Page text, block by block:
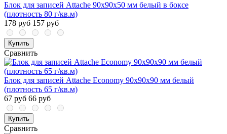
Блок для записей Attache 90x90x50 мм белый в боксе
(плотность 80 г/кв.м)
178 руб 157 руб
Купить
Сравнить
Блок для записей Attache Economy 90x90x90 мм белый
(плотность 65 г/кв.м)
67 руб 66 руб
Купить
Сравнить